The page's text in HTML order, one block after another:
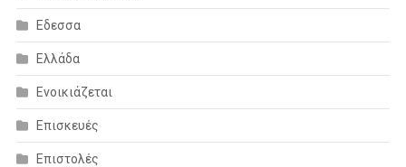
Εδεσσα
Ελλάδα
Ενοικιάζεται
Επισκευές
Επιστολές